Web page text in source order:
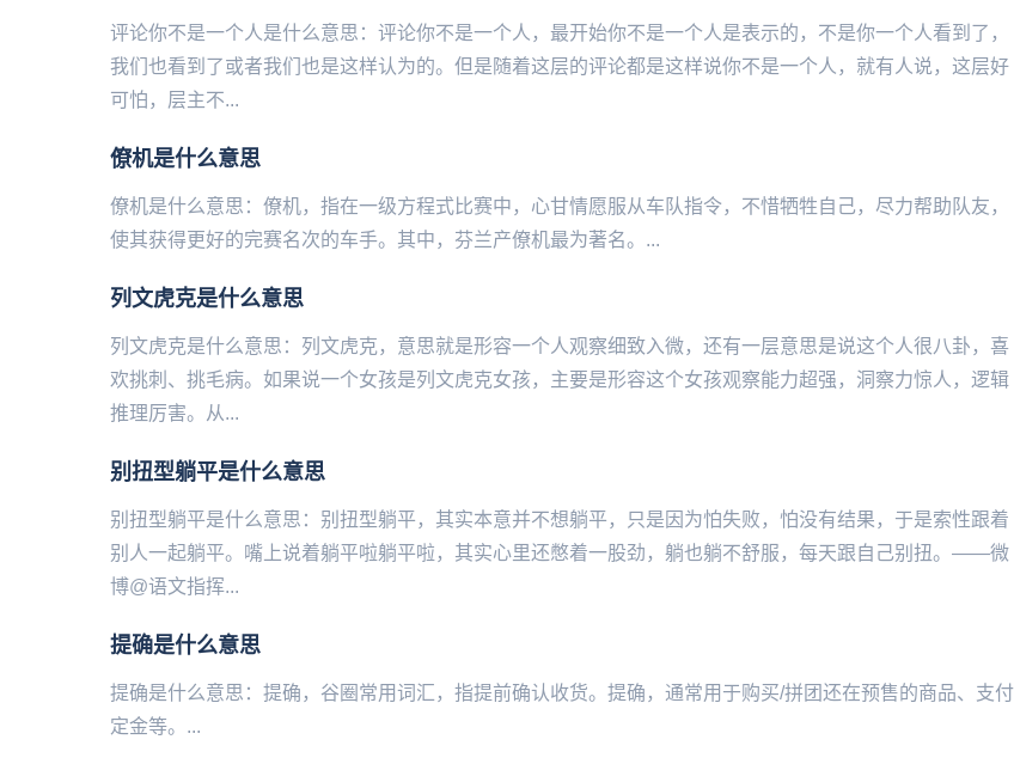
评论你不是一个人是什么意思：评论你不是一个人，最开始你不是一个人是表示的，不是你一个人看到了，
我们也看到了或者我们也是这样认为的。但是随着这层的评论都是这样说你不是一个人，就有人说，这层好
可怕，层主不...
僚机是什么意思
僚机是什么意思：僚机，指在一级方程式比赛中，心甘情愿服从车队指令，不惜牺牲自己，尽力帮助队友，
使其获得更好的完赛名次的车手。其中，芬兰产僚机最为著名。...
列文虎克是什么意思
列文虎克是什么意思：列文虎克，意思就是形容一个人观察细致入微，还有一层意思是说这个人很八卦，喜
欢挑刺、挑毛病。如果说一个女孩是列文虎克女孩，主要是形容这个女孩观察能力超强，洞察力惊人，逻辑
推理厉害。从...
别扭型躺平是什么意思
别扭型躺平是什么意思：别扭型躺平，其实本意并不想躺平，只是因为怕失败，怕没有结果，于是索性跟着
别人一起躺平。嘴上说着躺平啦躺平啦，其实心里还憋着一股劲，躺也躺不舒服，每天跟自己别扭。——微
博@语文指挥...
提确是什么意思
提确是什么意思：提确，谷圈常用词汇，指提前确认收货。提确，通常用于购买‌‌‌‌‌‌‌‌‌‌/拼团还在预售的商品、支付
定金等。...